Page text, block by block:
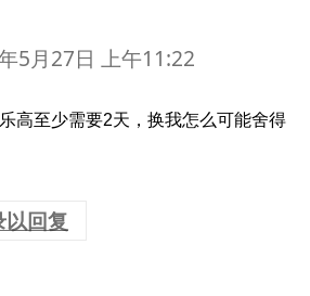
5月27日 上午11:22
高至少需要2天，换我怎么可能舍得
以回复